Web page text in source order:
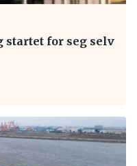
startet for seg selv